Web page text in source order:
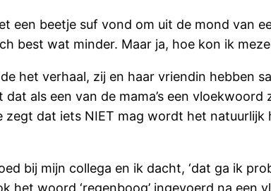
een beetje suf vond om uit de mond van
best wat minder. Maar ja, hoe kon ik
het verhaal, zij en haar vriendin hebben
dat als een van de mama’s een
zegt dat iets NIET mag wordt het
bij mijn collega en ik dacht, ‘dat ga ik
het woord ‘regenboog’ ingevoerd na